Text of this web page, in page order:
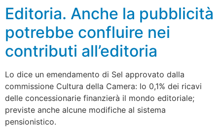
Editoria. Anche la pubblicità
potrebbe confluire nei
contributi all’editoria
Lo dice un emendamento di Sel approvato dalla
commissione Cultura della Camera: lo 0,1% dei ricavi
delle concessionarie finanzierà il mondo editoriale;
previste anche alcune modifiche al sistema
pensionistico.